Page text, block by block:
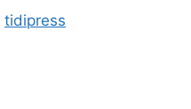
tidipress